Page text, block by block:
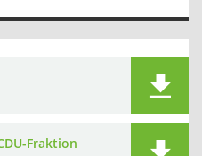
Fraktion